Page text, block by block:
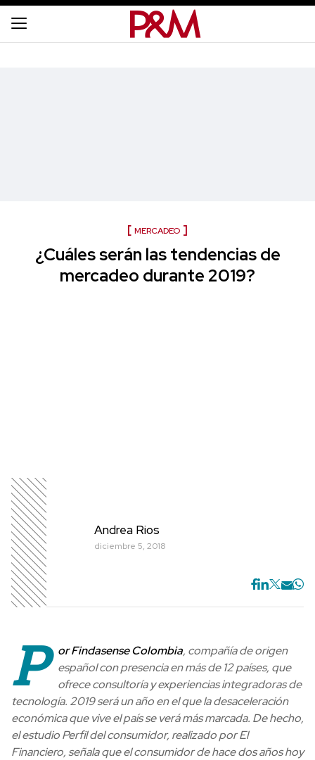
MERCADEO
¿Cuáles serán las tendencias de
mercadeo durante 2019?
Andrea Rios
diciembre 5, 2018
P or Findasense Colombia, compañía de origen
español con presencia en más de 12 países, que
ofrece consultoría y experiencias integradoras de
tecnología. 2019 será un año en el que la desaceleración
económica que vive el país se verá más marcada. De hecho,
el estudio Perfil del consumidor, realizado por El
Financiero, señala que el consumidor de hace dos años hoy